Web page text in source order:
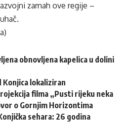
zamah ove regije –
obnovljena kapelica u dolini
Konjica lokaliziran
filma „Pusti rijeku neka
o Gornjim Horizontima
sehara: 26 godina